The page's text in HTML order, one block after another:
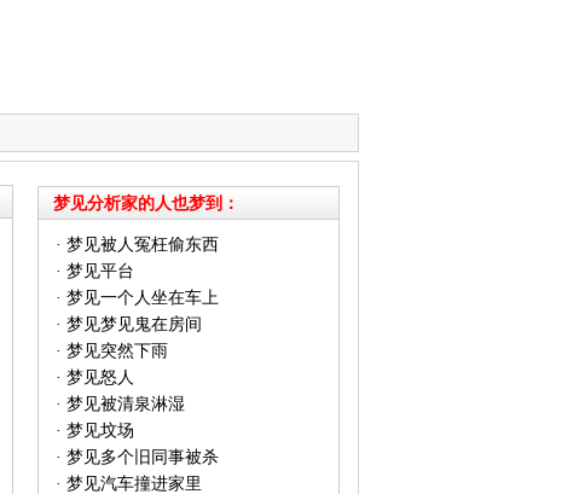
梦见分析家的人也梦到：
· 梦见被人冤枉偷东西
· 梦见平台
· 梦见一个人坐在车上
· 梦见梦见鬼在房间
· 梦见突然下雨
· 梦见怒人
· 梦见被清泉淋湿
· 梦见坟场
· 梦见多个旧同事被杀
· 梦见汽车撞进家里